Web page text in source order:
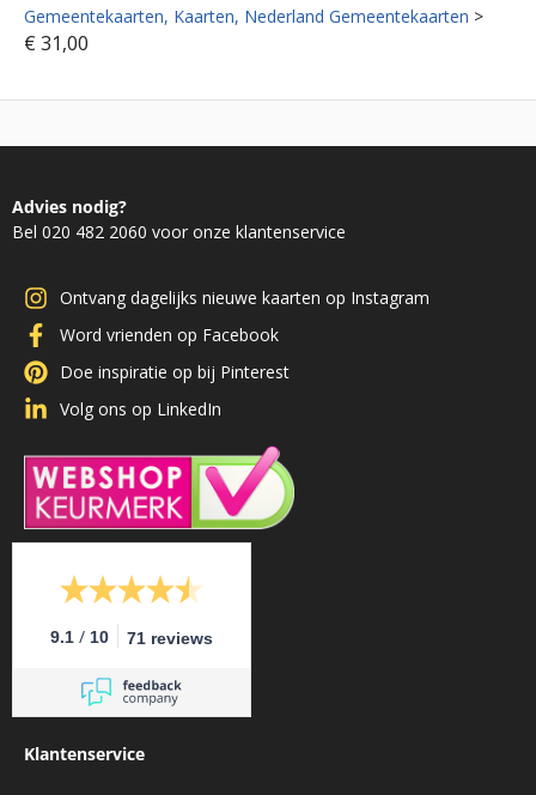
Gemeentekaarten Kaarten Nederland Gemeentekaarten >
€ 31,00
Advies nodig?
Bel 020 482 2060 voor onze klantenservice
Ontvang dagelijks nieuwe kaarten op Instagram
Word vrienden op Facebook
Doe inspiratie op bij Pinterest
Volg ons op LinkedIn
9.1 / 10 71 reviews
Klantenservice